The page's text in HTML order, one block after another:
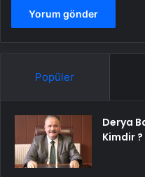
Popüler
Derya
Kimdir ?